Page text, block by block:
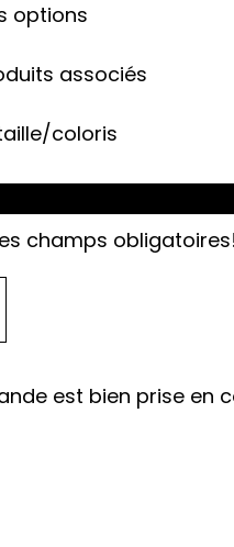
options
associés
coloris
champs
est bien prise en